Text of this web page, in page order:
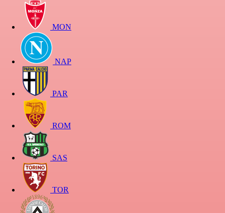
MON
NAP
PAR
ROM
SAS
TOR